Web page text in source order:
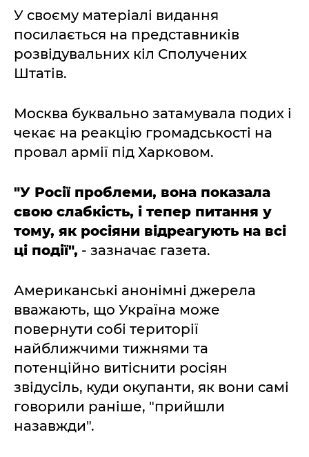
У своєму матеріалі видання
посилається на представників
розвідувальних кіл Сполучених
Штатів.
Москва буквально затамувала подих і
чекає на реакцію громадськості на
провал армії під Харковом.
"У Росії проблеми, вона показала
свою слабкість, і тепер питання у
тому, як росіяни відреагують на всі
ці події", - зазначає газета.
Американські анонімні джерела
вважають, що Україна може
повернути собі території
найближчими тижнями та
потенційно витіснити росіян
звідусіль, куди окупанти, як вони самі
говорили раніше, "прийшли
назавжди".